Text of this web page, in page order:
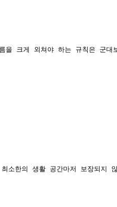
을 크게 외쳐야 하는 규칙은 군대
소한의 생활 공간마저 보장되지